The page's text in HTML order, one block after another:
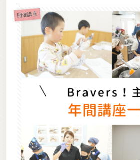
開催講座